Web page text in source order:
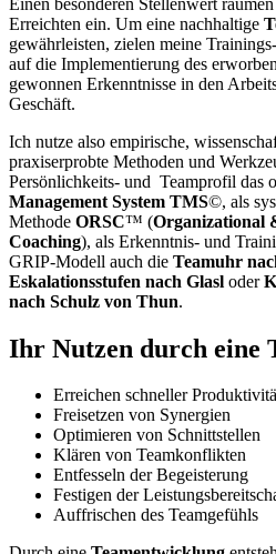
Erreichten ein. Um eine nachhaltige
gewährleisten, zielen meine
auf die Implementierung des
gewonnen Erkenntnisse in den
Geschäft.
Ich nutze also empirische,
praxiserprobte Methoden und
Persönlichkeits- und Teamprofil das
Management System TMS©, als
Methode ORSC™ (Organizational
Coaching), als Erkenntnis- und
GRIP-Modell auch die Teamuhr
Eskalationsstufen nach Glasl oder
nach Schulz von Thun.
Ihr Nutzen durch eine
Erreichen schneller
Freisetzen von Synergien
Optimieren von Schnittstellen
Klären von Teamkonflikten
Entfesseln der Begeisterung
Festigen der
Auffrischen des Teamgefühls